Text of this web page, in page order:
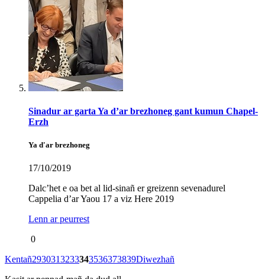
Sinadur ar garta Ya d’ar brezhoneg gant kumun Chapel-
Erzh
Ya d'ar brezhoneg
17/10/2019
Dalc’het e oa bet al lid-sinañ er greizenn sevenadurel
Cappelia d’ar Yaou 17 a viz Here 2019
Lenn ar peurrest
0
Kentañ2930313233343536373839Diwezhañ